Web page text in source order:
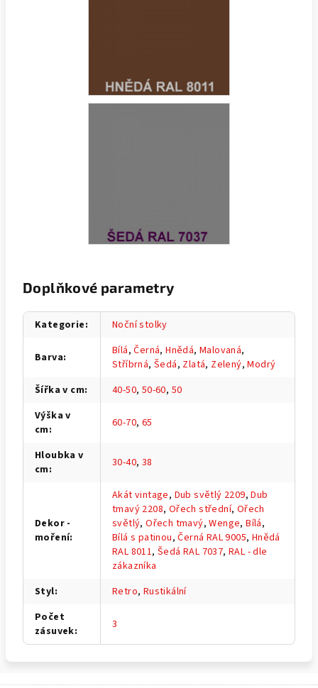
Doplňkové parametry
Kategorie: Noční stolky
Barva: Bílá,Černá,Hnědá,Malovaná,
Stříbrná,Šedá, Zlatá, Zelený,Modrý
Šířka v cm: 40-50, 50-60, 50
Výška v
cm: 60-70, 65
Hloubka v
cm: 30-40, 38
Dekor -
moření:
Akát vintage, Dub světlý 2209,Dub
tmavý 2208, Ořech střední, Ořech
světlý,Ořech tmavý,Wenge,Bílá,
Bílá s patinou,Černá RAL 9005, Hnědá
RAL 8011,Šedá RAL 7037,RAL - dle
zákazníka
Styl: Retro, Rustikální
Počet
zásuvek: 3